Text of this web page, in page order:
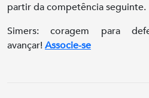
partir da competência seguinte.
Simers: coragem para
avançar!Associe-se